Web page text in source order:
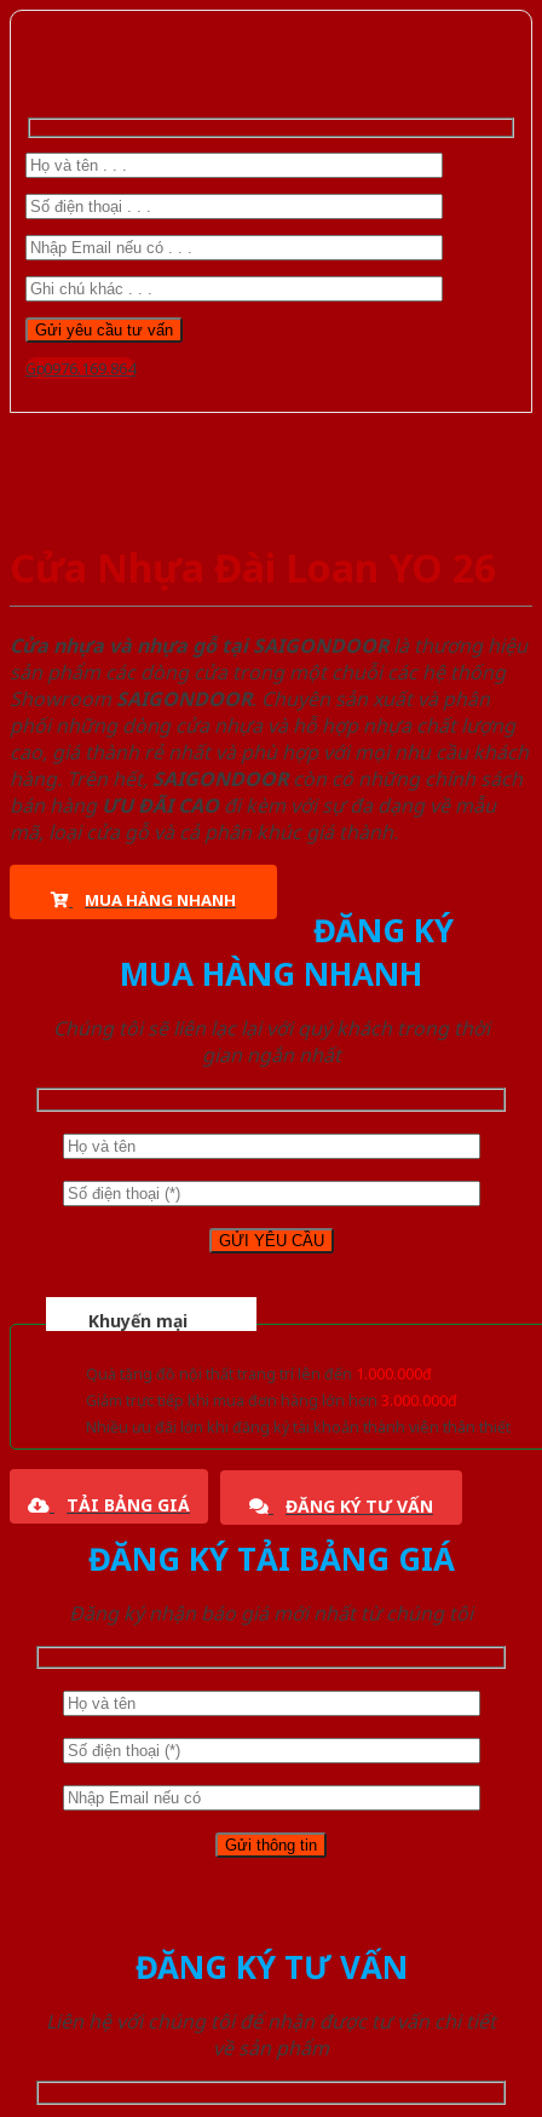
Gọi 0976.169.864
Cửa Nhựa Đài Loan YO 26
Cửa nhựa và nhựa gỗ tại SAIGONDOORlà thương hiệu
sản phẩm các dòng cửa trong một chuỗi các hệ thống
Showroom SAIGONDOOR. Chuyên sản xuất và phân
phối những dòng cửa nhựa và hỗ hợp nhựa chất lượng
cao, giá thành rẻ nhất và phù hợp với mọi nhu cầu khách
hàng. Trên hết, SAIGONDOORcòn có những chính sách
bán hàng ƯU ĐÃI CAOđi kèm với sự đa dạng về mẫu
mã, loại cửa gỗ và cả phân khúc giá thành.
MUA HÀNG NHANH
ĐĂNG KÝ
MUA HÀNG NHANH
Chúng tôi sẽ liên lạc lại với quý khách trong thời
gian ngắn nhất
Khuyến mại
Quà tặng đồ nội thất trang trí lên đến 1.000.000đ
Giảm trực tiếp khi mua đơn hàng lớn hơn 3.000.000đ
Nhiều ưu đãi lớn khi đăng ký tài khoản thành viên thân thiết
TẢI BẢNG GIÁ ĐĂNG KÝ TƯ VẤN
ĐĂNG KÝ TẢI BẢNG GIÁ
Đăng ký nhận báo giá mới nhất từ chúng tôi
ĐĂNG KÝ TƯ VẤN
Liên hệ với chúng tôi để nhận được tư vấn chi tiết
về sản phẩm